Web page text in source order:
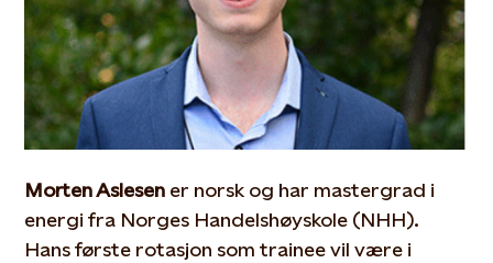
Morten Aslesen er norsk og har mastergrad i
energi fra Norges Handelshøyskole (NHH).
Hans første rotasjon som trainee vil være i